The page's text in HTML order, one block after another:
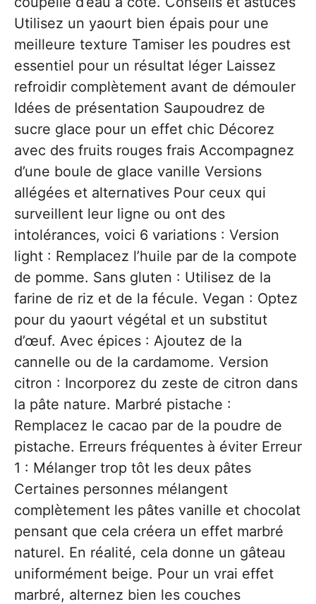
Utilisez un yaourt bien épais pour une
meilleure texture Tamiser les poudres est
essentiel pour un résultat léger Laissez
refroidir complètement avant de démouler
Idées de présentation Saupoudrez de
sucre glace pour un effet chic Décorez
avec des fruits rouges frais Accompagnez
d’une boule de glace vanille Versions
allégées et alternatives Pour ceux qui
surveillent leur ligne ou ont des
intolérances, voici 6 variations : Version
light : Remplacez l’huile par de la compote
de pomme. Sans gluten : Utilisez de la
farine de riz et de la fécule. Vegan : Optez
pour du yaourt végétal et un substitut
d’œuf. Avec épices : Ajoutez de la
cannelle ou de la cardamome. Version
citron : Incorporez du zeste de citron dans
la pâte nature. Marbré pistache :
Remplacez le cacao par de la poudre de
pistache. Erreurs fréquentes à éviter Erreur
1 : Mélanger trop tôt les deux pâtes
Certaines personnes mélangent
complètement les pâtes vanille et chocolat
pensant que cela créera un effet marbré
naturel. En réalité, cela donne un gâteau
uniformément beige. Pour un vrai effet
marbré, alternez bien les couches